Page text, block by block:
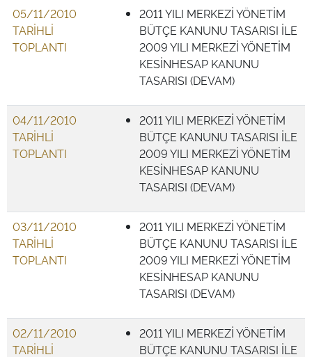
05/11/2010
TARİHLİ
TOPLANTI
2011 YILI MERKEZİ YÖNETİM
BÜTÇE KANUNU TASARISI İLE
2009 YILI MERKEZİ YÖNETİM
KESİNHESAP KANUNU
TASARISI (DEVAM)
04/11/2010
TARİHLİ
TOPLANTI
2011 YILI MERKEZİ YÖNETİM
BÜTÇE KANUNU TASARISI İLE
2009 YILI MERKEZİ YÖNETİM
KESİNHESAP KANUNU
TASARISI (DEVAM)
03/11/2010
TARİHLİ
TOPLANTI
2011 YILI MERKEZİ YÖNETİM
BÜTÇE KANUNU TASARISI İLE
2009 YILI MERKEZİ YÖNETİM
KESİNHESAP KANUNU
TASARISI (DEVAM)
02/11/2010
TARİHLİ
2011 YILI MERKEZİ YÖNETİM
BÜTÇE KANUNU TASARISI İLE